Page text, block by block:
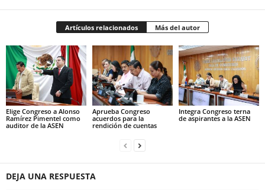
Artículos relacionados Más del autor
Elige Congreso a Alonso
Ramírez Pimentel como
auditor de la ASEN
Aprueba Congreso
acuerdos para la
rendición de cuentas
Integra Congreso terna
de aspirantes a la ASEN
DEJA UNA RESPUESTA